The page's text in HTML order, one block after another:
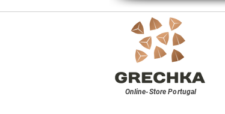
Online-StorePortugal